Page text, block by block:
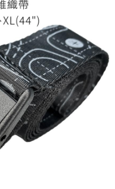
並將交易相關給付款項請求債
：
監護人之同意方可使用
之損失，本公司不負相關責
帳號之用戶狀況，依本公司即
之情形，本公司將視審查結果
冊。若發現惡意使用之情形，
用額度並採取法律行動。